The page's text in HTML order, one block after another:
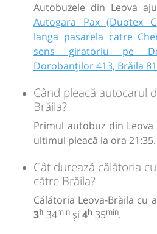
Autobuzele din Leova
Autogara Pax (Duotex
langa pasarela catre
sens giratoriu pe
Dorobanților 413, Brăila
Când pleacă autocarul
Brăila?
Primul autobuz din
ultimul pleacă la ora 21:35.
Cât durează călătoria
către Brăila?
Călătoria Leova-Brăila cu
3h 34min și 4h 35min.